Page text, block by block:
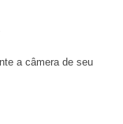
a câmera de seu